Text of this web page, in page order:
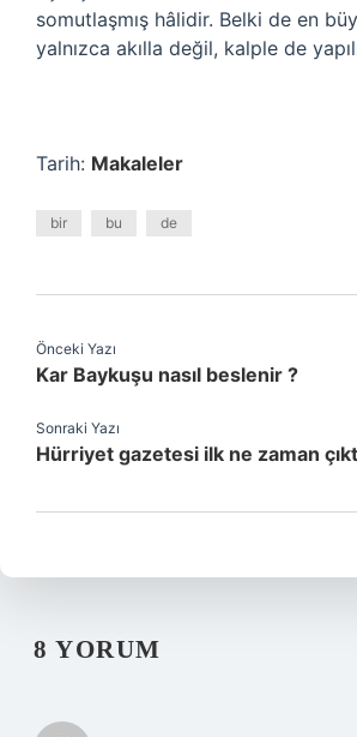
somutlaşmış hâlidir. Belki de en
yalnızca akılla değil, kalple de
Tarih: Makaleler
bir bu de
Önceki Yazı
Kar Baykuşu nasıl beslenir ?
Sonraki Yazı
Hürriyet gazetesi ilk ne zaman
8 YORUM